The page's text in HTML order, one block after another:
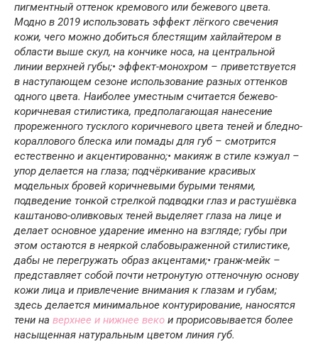
пигментный оттенок кремового или бежевого цвета.
Модно в 2019 использовать эффект лёгкого свечения
кожи, чего можно добиться блестящим хайлайтером в
области выше скул, на кончике носа, на центральной
линии верхней губы;• эффект-монохром – приветствуется
в наступающем сезоне использование разных оттенков
одного цвета. Наиболее уместным считается бежево-
коричневая стилистика, предполагающая нанесение
прореженного тусклого коричневого цвета теней и бледно-
кораллового блеска или помады для губ – смотрится
естественно и акцентированно;• макияж в стиле кэжуал –
упор делается на глаза; подчёркивание красивых
модельных бровей коричневыми бурыми тенями,
подведение тонкой стрелкой подводки глаз и растушёвка
каштаново-оливковых теней выделяет глаза на лице и
делает основное ударение именно на взгляде; губы при
этом остаются в неяркой слабовыраженной стилистике,
дабы не перегружать образ акцентами;• гранж-мейк –
представляет собой почти нетронутую оттеночную основу
кожи лица и привлечение внимания к глазам и губам;
здесь делается минимальное контурирование, наносятся
тени на верхнее и нижнее веко и прорисовывается более
насыщенная натуральным цветом линия губ.